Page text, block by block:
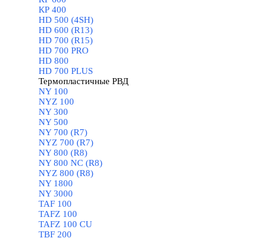
КР 400
HD 500 (4SН)
HD 600 (R13)
HD 700 (R15)
HD 700 PRO
HD 800
HD 700 PLUS
Термопластичные РВД
NY 100
NYZ 100
NY 300
NY 500
NY 700 (R7)
NYZ 700 (R7)
NY 800 (R8)
NY 800 NC (R8)
NYZ 800 (R8)
NY 1800
NY 3000
TAF 100
TAFZ 100
TAFZ 100 CU
TBF 200